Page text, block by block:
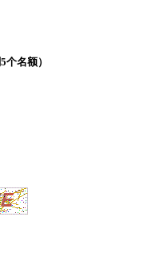
5个名额）